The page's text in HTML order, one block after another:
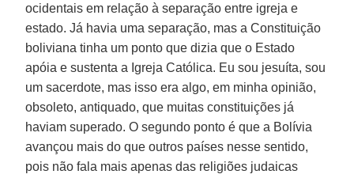
ocidentais em relação à separação entre igreja e
estado. Já havia uma separação, mas a Constituição
boliviana tinha um ponto que dizia que o Estado
apóia e sustenta a Igreja Católica. Eu sou jesuíta, sou
um sacerdote, mas isso era algo, em minha opinião,
obsoleto, antiquado, que muitas constituições já
haviam superado. O segundo ponto é que a Bolívia
avançou mais do que outros países nesse sentido,
pois não fala mais apenas das religiões judaicas